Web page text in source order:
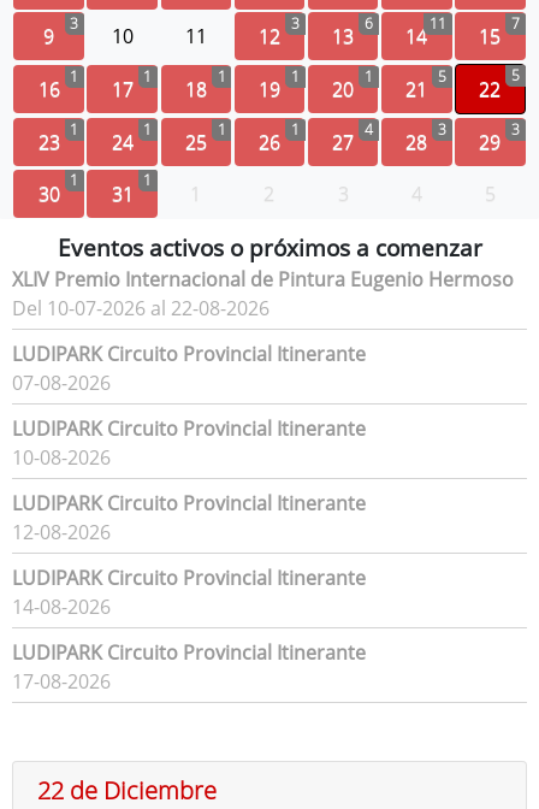
9 3 10 11 12 3 13 6 1411 15 7
16 1 17 1 18 1 19 1 20 1 21 5 22
5
23 1 24 1 25 1 26 1 27 4 28 3 29 3
30 1 31 1 1 2 3 4 5
Eventos activos o próximos a comenzar
XLIV Premio Internacional de Pintura Eugenio Hermoso
Del 10-07-2026 al 22-08-2026
LUDIPARK Circuito Provincial Itinerante
07-08-2026
LUDIPARK Circuito Provincial Itinerante
10-08-2026
LUDIPARK Circuito Provincial Itinerante
12-08-2026
LUDIPARK Circuito Provincial Itinerante
14-08-2026
LUDIPARK Circuito Provincial Itinerante
17-08-2026
22 de Diciembre